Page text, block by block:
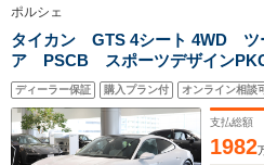
ポルシェ
タイカン GTS 4シート 4WD ツ
ア PSCB スポーツデザイン
ドライト 21インチミッションデ
ホイール パノラマルーフシステ
アリング
ディーラー保証 購入プラン付 オンライン相談
支払総額
1982